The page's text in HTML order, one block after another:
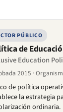
PÚBLICO
de
Education
2015 ·
de política
la estrategia
ordinaria.